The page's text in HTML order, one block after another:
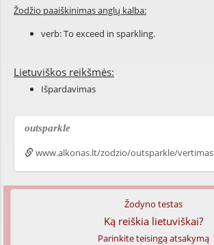
Žodžio paaiškinimas anglų kalba:
verb: To exceed in sparkling.
Lietuviškos reikšmės:
Išpardavimas
outsparkle
www.alkonas.lt/zodzio/outsparkle/vertimas
Žodyno testas
Ką reiškia lietuviškai?
Parinkite teisingą atsakymą